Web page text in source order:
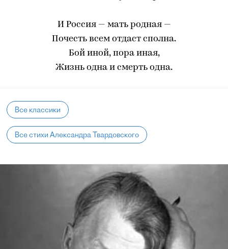
И Россия — мать родная —
Почесть всем отдаст сполна.
Бой иной, пора иная,
Жизнь одна и смерть одна.
Все классики
Все стихи Александра Твардовского